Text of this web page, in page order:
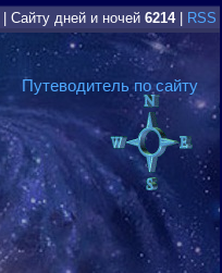
Сайту дней и ночей 6214| RSS
Путеводитель по сайту